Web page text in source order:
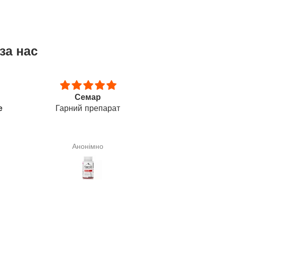
нас
Приємний запах, всмоктується
шкірою. Застосовую для
покращення. Дякую за Вашу
роботу.
Галина Сподарик